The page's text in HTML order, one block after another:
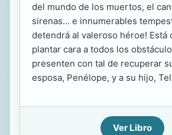
del mundo de los muertos, el
sirenas... e innumerables
detendrá al valeroso héroe! Está
plantar cara a todos los
presenten con tal de recuperar
esposa, Penélope, y a su hijo,
Ver Libro